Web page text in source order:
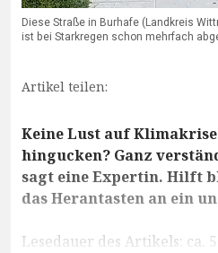
Diese Straße in Burhafe (Landkreis
ist bei Starkregen schon mehrfach
Artikel teilen:
Keine Lust auf
hingucken? Ganz
sagt eine Expertin. Hilft
das Herantasten an ein
Lesedauer des Artikels: ca.